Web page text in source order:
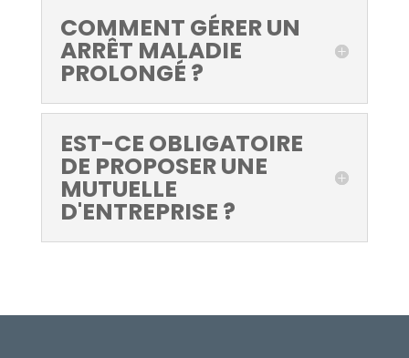
COMMENT GÉRER UN
ARRÊT MALADIE
PROLONGÉ ?
EST-CE OBLIGATOIRE
DE PROPOSER UNE
MUTUELLE
D'ENTREPRISE ?